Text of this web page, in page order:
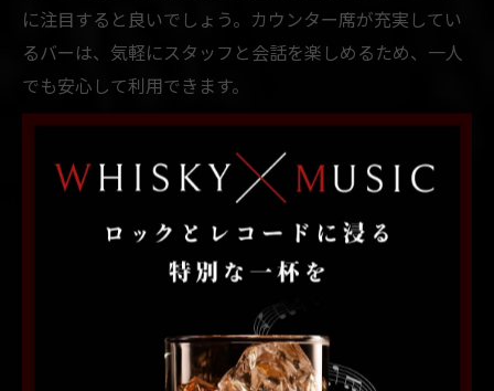
に注目すると良いでしょう。カウンター席が充実してい
るバーは、気軽にスタッフと会話を楽しめるため、一人
でも安心して利用できます。
また、口コミやSNSで「一人でも入りやすい」「女性一
人でも安心」といった評判がある店舗を選ぶこともポイ
ントです。音楽が流れる落ち着いた空間や、おしゃれな
カクテルメニューが豊富なバーは、一人飲みの時間をよ
り充実させてくれます。初めての方は、混雑する時間帯